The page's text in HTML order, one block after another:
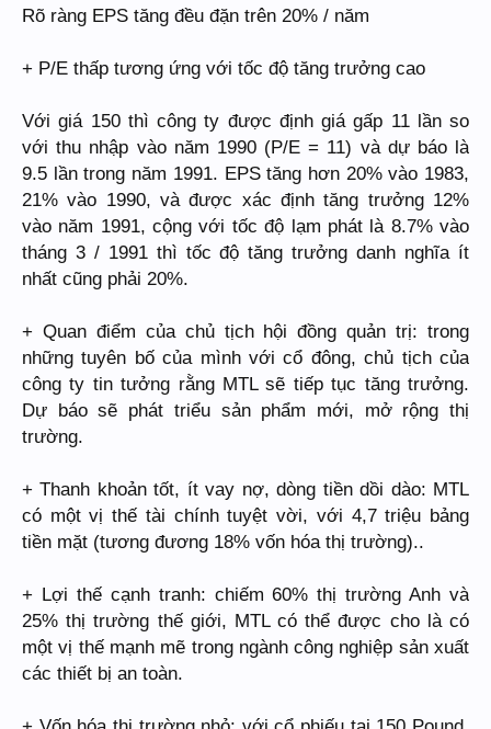
Rõ ràng EPS tăng đều đặn trên 20% / năm
+ P/E thấp tương ứng với tốc độ tăng trưởng cao
Với giá 150 thì công ty được định giá gấp 11 lần so
với thu nhập vào năm 1990 (P/E = 11) và dự báo là
9.5 lần trong năm 1991. EPS tăng hơn 20% vào 1983,
21% vào 1990, và được xác định tăng trưởng 12%
vào năm 1991, cộng với tốc độ lạm phát là 8.7% vào
tháng 3 / 1991 thì tốc độ tăng trưởng danh nghĩa ít
nhất cũng phải 20%.
+ Quan điểm của chủ tịch hội đồng quản trị: trong
những tuyên bố của mình với cổ đông, chủ tịch của
công ty tin tưởng rằng MTL sẽ tiếp tục tăng trưởng.
Dự báo sẽ phát triểu sản phẩm mới, mở rộng thị
trường.
+ Thanh khoản tốt, ít vay nợ, dòng tiền dồi dào: MTL
có một vị thế tài chính tuyệt vời, với 4,7 triệu bảng
tiền mặt (tương đương 18% vốn hóa thị trường)..
+ Lợi thế cạnh tranh: chiếm 60% thị trường Anh và
25% thị trường thế giới, MTL có thể được cho là có
một vị thế mạnh mẽ trong ngành công nghiệp sản xuất
các thiết bị an toàn.